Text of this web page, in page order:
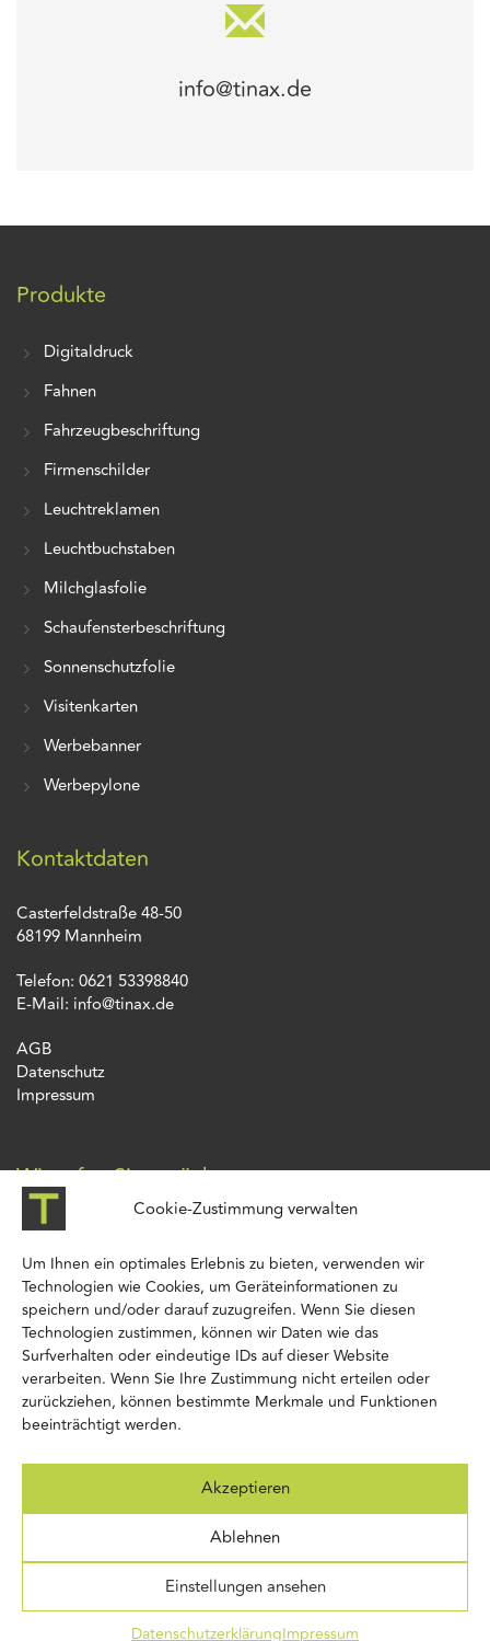
Cookie-Zustimmung verwalten
Um Ihnen ein optimales Erlebnis zu bieten, verwenden wir
Technologien wie Cookies, um Geräteinformationen zu
speichern und/oder darauf zuzugreifen. Wenn Sie diesen
Technologien zustimmen, können wir Daten wie das
Surfverhalten oder eindeutige IDs auf dieser Website
verarbeiten. Wenn Sie Ihre Zustimmung nicht erteilen oder
zurückziehen, können bestimmte Merkmale und Funktionen
beeinträchtigt werden.
Akzeptieren
Ablehnen
Einstellungen ansehen
DatenschutzerklärungImpressum
info@tinax.de
Produkte
Digitaldruck
Fahnen
Fahrzeugbeschriftung
Firmenschilder
Leuchtreklamen
Leuchtbuchstaben
Milchglasfolie
Schaufensterbeschriftung
Sonnenschutzfolie
Visitenkarten
Werbebanner
Werbepylone
Kontaktdaten
Casterfeldstraße 48-50
68199 Mannheim
Telefon: 0621 53398840
E-Mail: info@tinax.de
AGB
Datenschutz
Impressum
Wir rufen Sie zurück
Datenschutzerklärung.
© 2024 Tinax Werbetechnik |Ber Lee Webdesign: Ihr digitaler
Gestalter